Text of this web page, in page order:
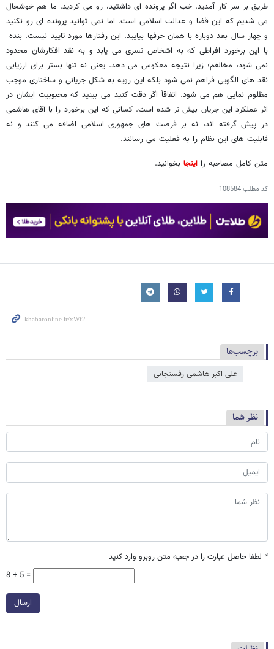
طریق بر سر کار آمدید. خب اگر پرونده ای داشتید، رو می کردید. ما هم خوشحال
می شدیم که این قضا و عدالت اسلامی است. اما نمی توانید پرونده ای رو نکنید
و چهار سال بعد دوباره با همان حرفها بیایید. این رفتارها مورد تایید نیست. بنده
با این برخورد افراطی که به اشخاص تسری می یابد و به نقد افکارشان محدود
نمی شود، مخالفم؛ زیرا نتیجه معکوس می دهد. یعنی نه تنها بستر برای ارزیابی
نقد های الگویی فراهم نمی شود بلکه این رویه به شکل جریانی و ساختاری موجب
مظلوم نمایی هم می شود. اتفاقاً اگر دقت کنید می بینید که محبوبیت ایشان در
اثر عملکرد این جریان بیش تر شده است. کسانی که این برخورد را با آقای هاشمی
در پیش گرفته اند، نه بر فرصت های جمهوری اسلامی اضافه می کنند و نه
قابلیت های این نظام را به فعلیت می رسانند.
متن کامل مصاحبه را اینجا بخوانید.
کد مطلب108584
برچسب‌ها
علی اکبر هاشمی رفسنجانی
نظر شما
* لطفا حاصل عبارت را در جعبه متن روبرو وارد کنید
8 + 5 =
ارسال